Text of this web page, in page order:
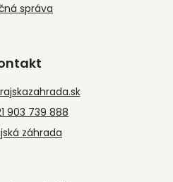
správa
rajskazahrada.sk
903 739 888
záhrada